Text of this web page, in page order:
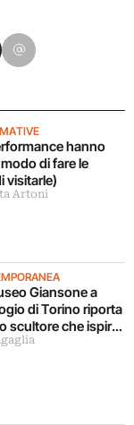
hanno
di fare le
visitarle)
Artoni
Giansone a
di Torino riporta
scultore che ispirò
della domenica
Pinterest
su WhatsApp
Condividi su Email